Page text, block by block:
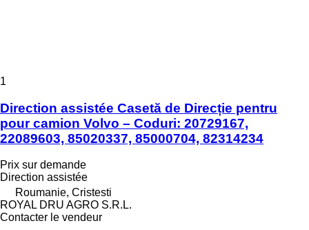
1
Direction assistée Casetă de Direcție pentru
pour camion Volvo – Coduri: 20729167,
22089603, 85020337, 85000704, 82314234
Prix sur demande
Direction assistée
Roumanie, Cristesti
ROYAL DRU AGRO S.R.L.
Contacter le vendeur